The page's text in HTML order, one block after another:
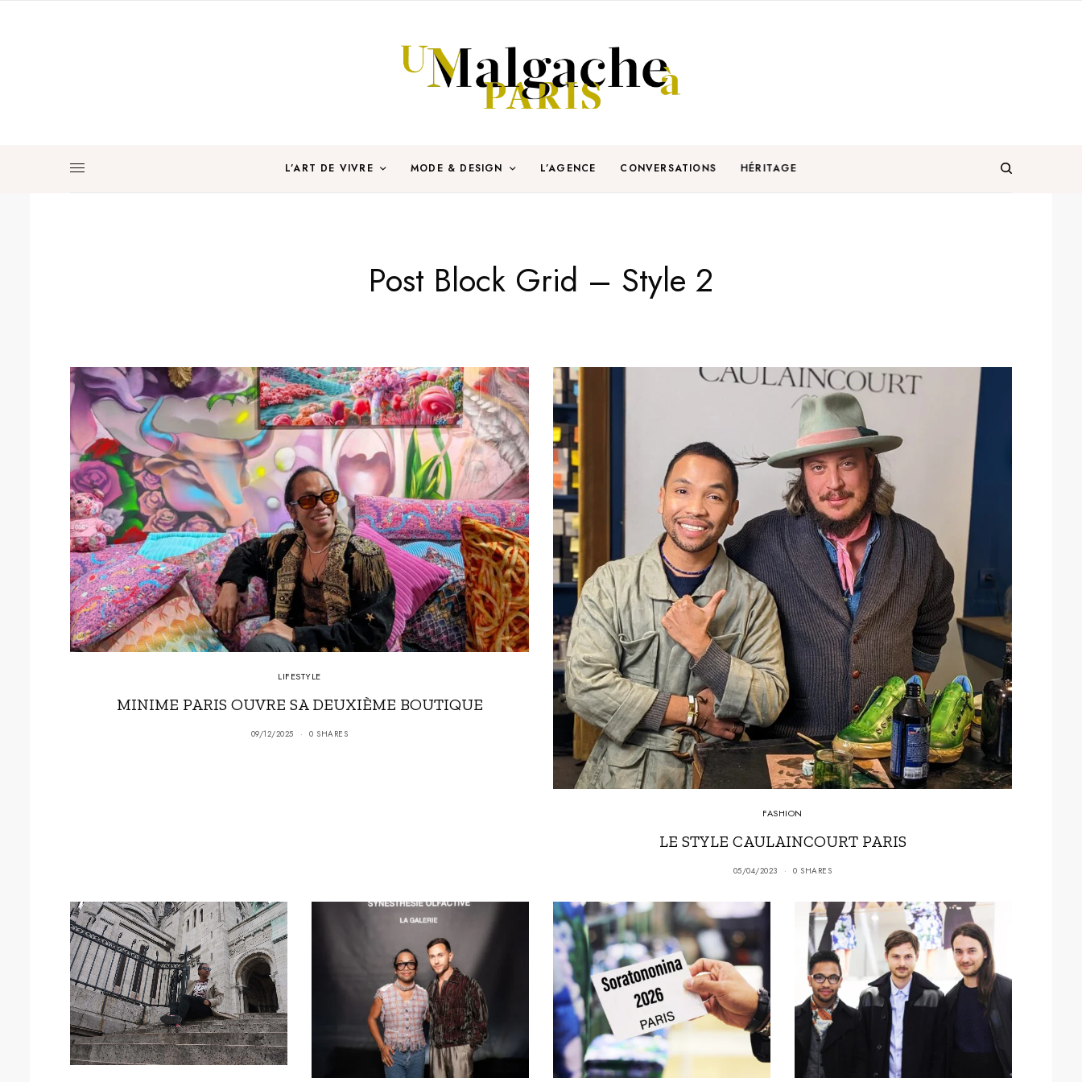
L’ART DE VIVRE MODE & DESIGN L’AGENCE CONVERSATIONS HÉRITAGE
Post Block Grid – Style 2
LIFESTYLE
MINIME PARIS OUVRE SA DEUXIÈME BOUTIQUE
09/12/2025 0 SHARES
FASHION
LE STYLE CAULAINCOURT PARIS
05/04/2023 0 SHARES